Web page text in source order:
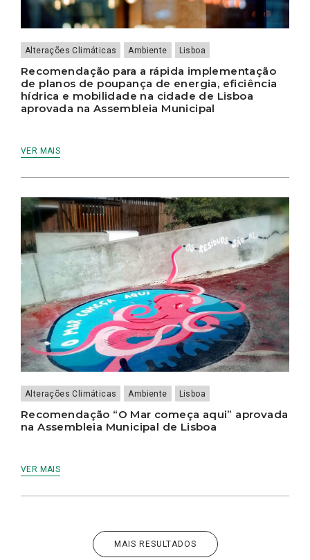
Alterações Climáticas Ambiente Lisboa
Recomendação para a rápida implementação
de planos de poupança de energia, eficiência
hídrica e mobilidade na cidade de Lisboa
aprovada na Assembleia Municipal
VER MAIS
Alterações Climáticas Ambiente Lisboa
Recomendação “O Mar começa aqui” aprovada
na Assembleia Municipal de Lisboa
VER MAIS
MAIS RESULTADOS